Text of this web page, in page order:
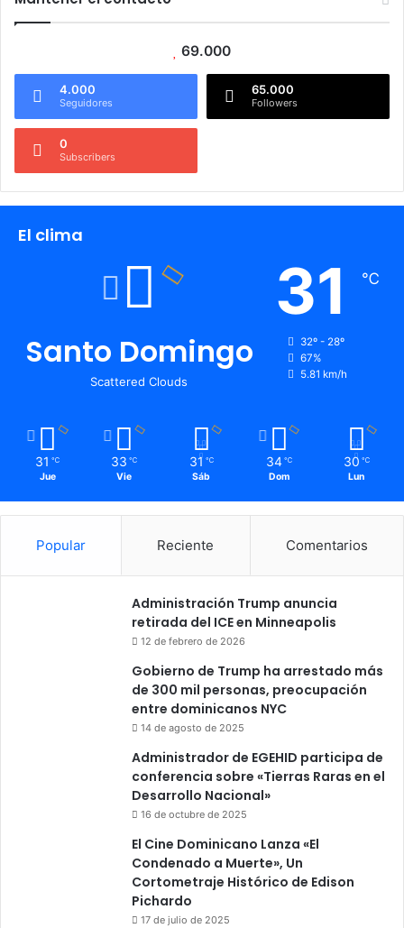
69.000
4.000
Seguidores
65.000
Followers
0
Subscribers
El clima
Santo Domingo
Scattered Clouds
31 ℃
32º - 28º
67%
5.81 km/h
31 ℃
Jue
33 ℃
Vie
31 ℃
Sáb
34 ℃
Dom
30 ℃
Lun
Popular Reciente Comentarios
Administración Trump anuncia
retirada del ICE en Minneapolis
12 de febrero de 2026
Gobierno de Trump ha arrestado más
de 300 mil personas, preocupación
entre dominicanos NYC
14 de agosto de 2025
Administrador de EGEHID participa de
conferencia sobre «Tierras Raras en el
Desarrollo Nacional»
16 de octubre de 2025
El Cine Dominicano Lanza «El
Condenado a Muerte», Un
Cortometraje Histórico de Edison
Pichardo
17 de julio de 2025